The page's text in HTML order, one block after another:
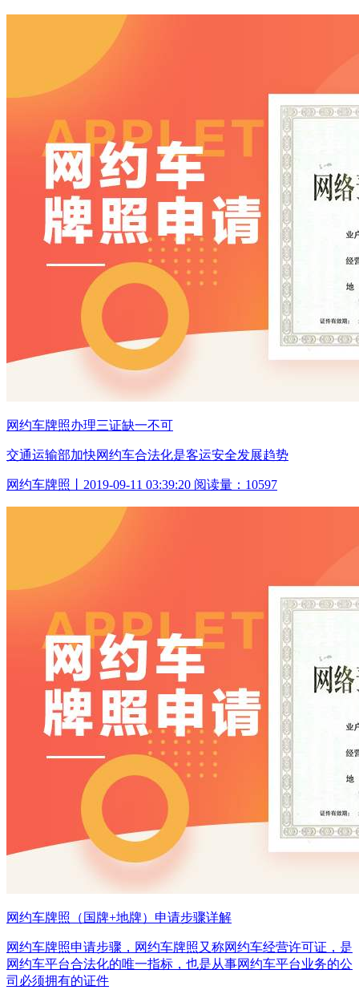
网约车牌照办理三证缺一不可
交通运输部加快网约车合法化是客运安全发展趋势
网约车牌照丨2019-09-11 03:39:20 阅读量：10597
网约车牌照（国牌+地牌）申请步骤详解
网约车牌照申请步骤，网约车牌照又称网约车经营许可证，是
网约车平台合法化的唯一指标，也是从事网约车平台业务的公
司必须拥有的证件